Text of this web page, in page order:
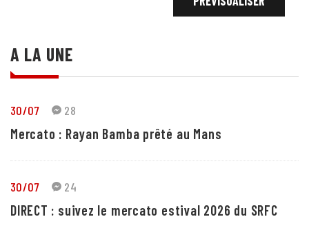
A LA UNE
30/07 28
Mercato : Rayan Bamba prêté au Mans
30/07 24
DIRECT : suivez le mercato estival 2026 du SRFC